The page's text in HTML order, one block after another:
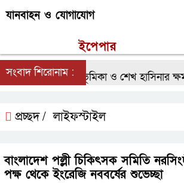
যানবাহন ও যোগাযোগ
ইপেপার
সংবাদ শিরোনাম :
সেনাবাহিনীর ভূমিকা ও শেখ হাসিনার
প্রচ্ছদ / লাইফস্টাইল
বাংলাদেশ পল্লী চিকিৎসক সমিতি
পক্ষ থেকে ইংরেজি নববর্ষের শুভেচ্ছা